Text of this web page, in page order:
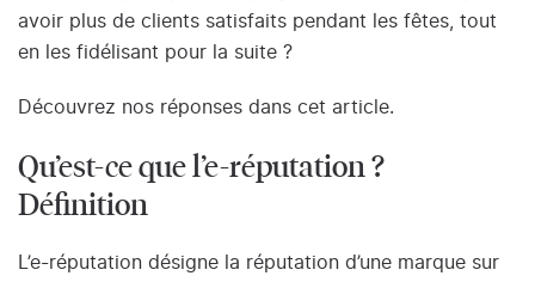
avoir plus de clients satisfaits pendant les fêtes, tout
en les fidélisant pour la suite ?
Découvrez nos réponses dans cet article.
Qu’est-ce que l’e-réputation ?
Définition
L’e-réputation désigne la réputation d’une marque sur